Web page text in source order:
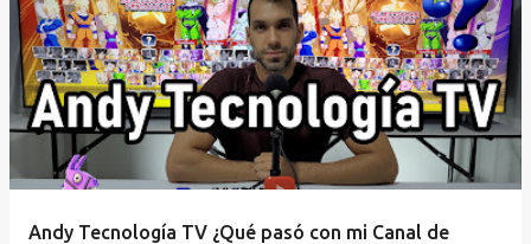
r
a
d
Andy Tecnología TV ¿Qué pasó con mi Canal de